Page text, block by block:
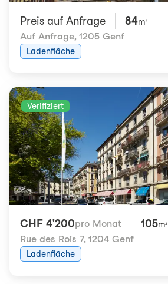
Preis auf Anfrage 84m²
Auf Anfrage, 1205 Genf
Ladenfläche
Verifiziert
CHF 4'200pro Monat 105m²
Rue des Rois 7, 1204 Genf
Ladenfläche